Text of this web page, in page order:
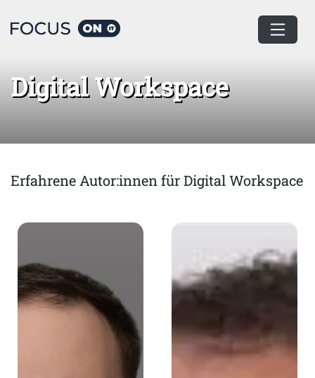
Home Digital Workspace
Digital Workspace
Erfahrene Autor:innen für Digital Workspace